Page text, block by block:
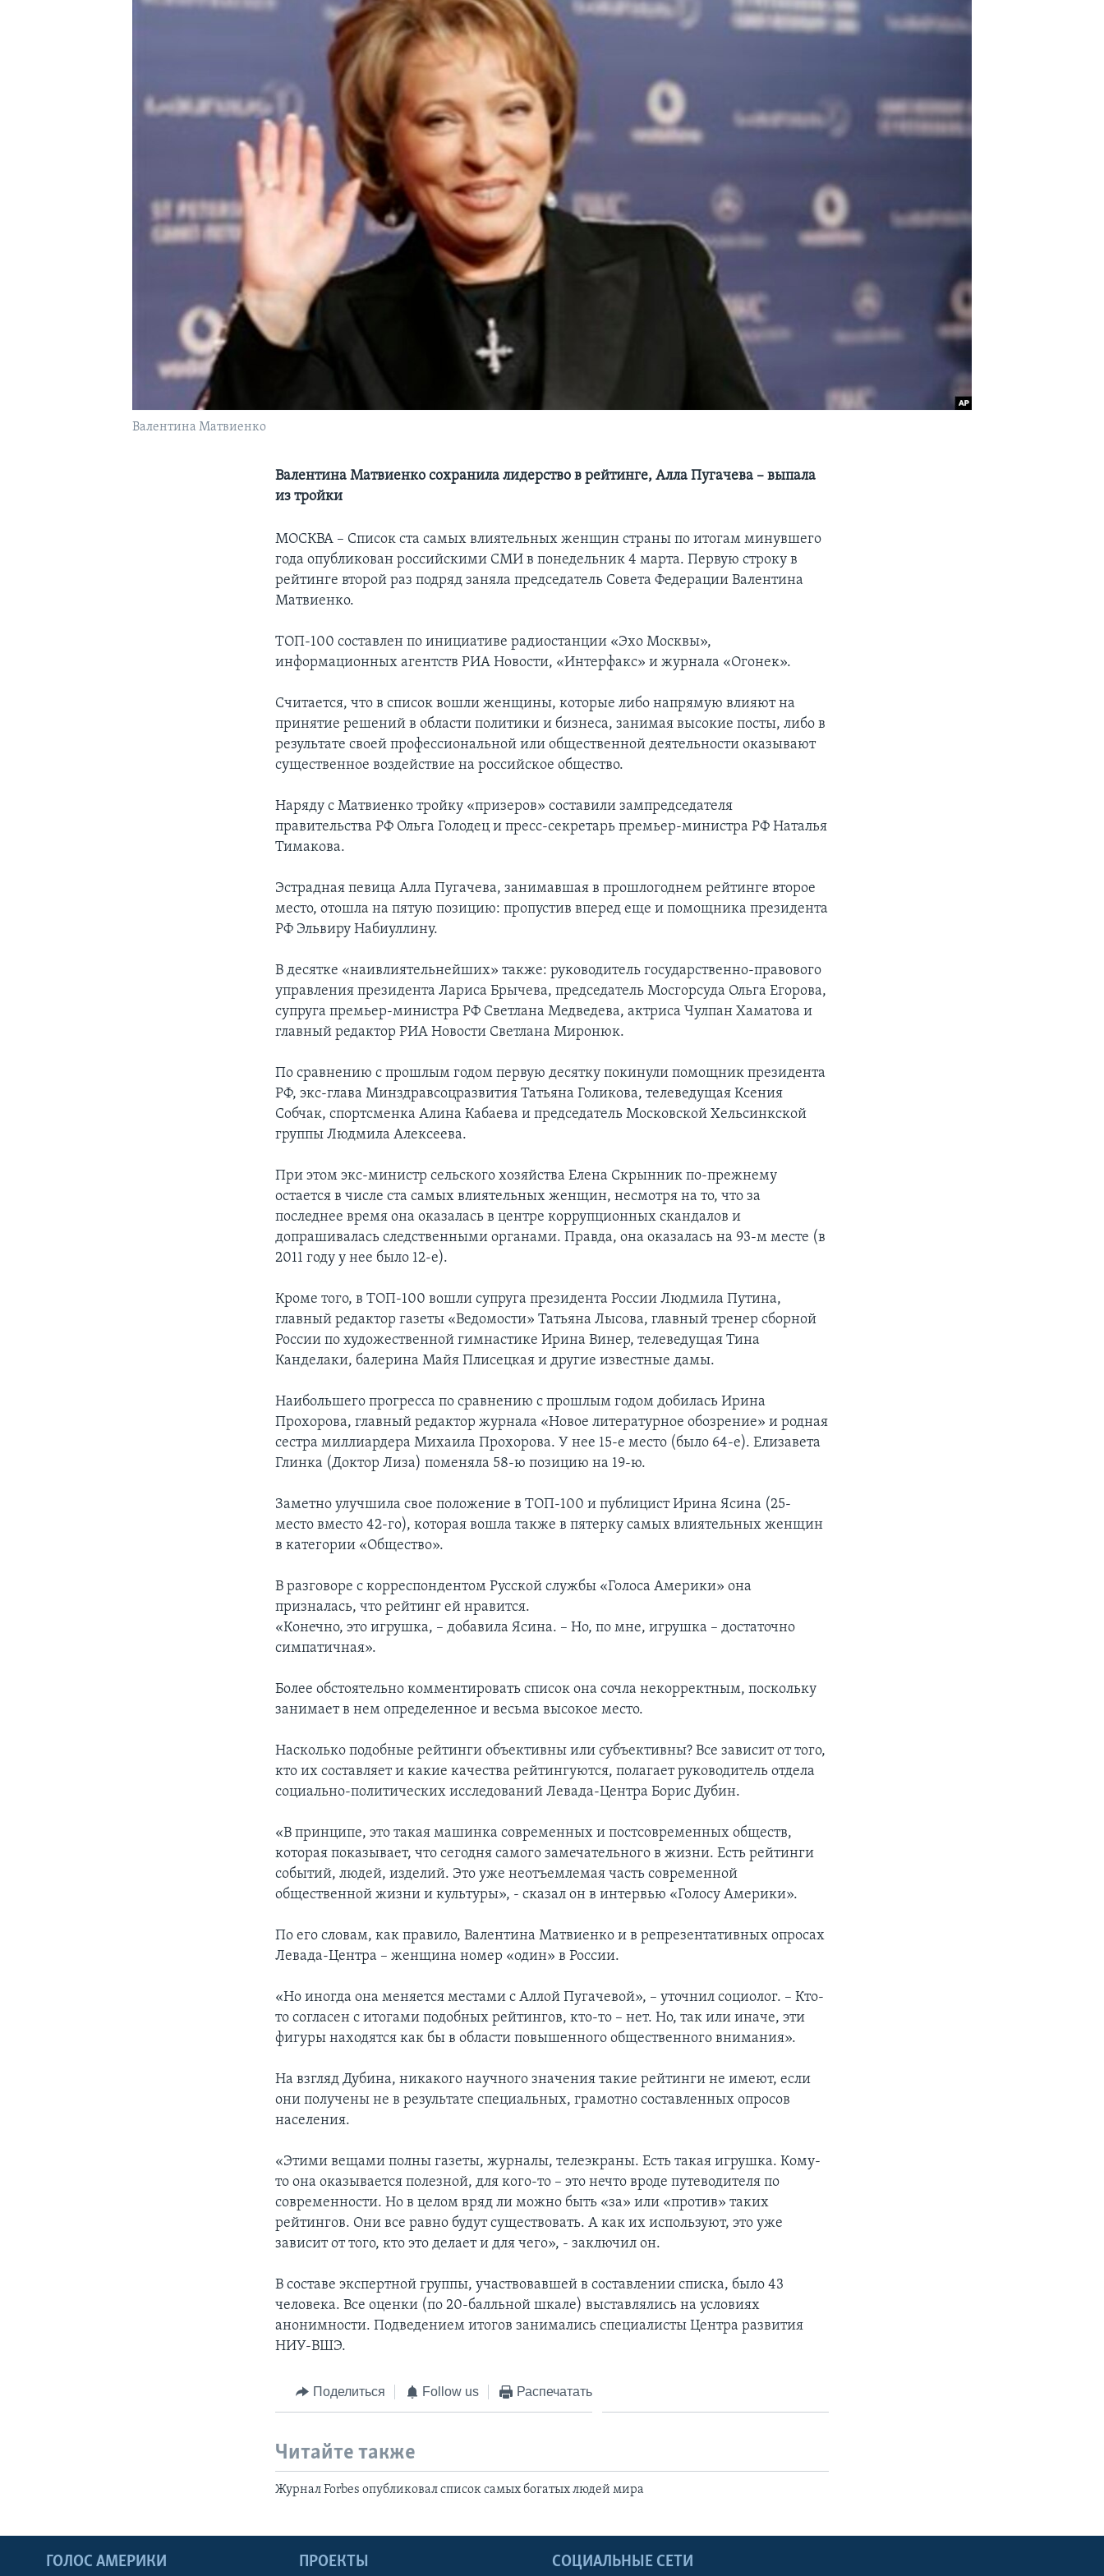
Валентина Матвиенко
Валентина Матвиенко сохранила лидерство в рейтинге, Алла Пугачева – выпала
из тройки
МОСКВА – Список ста самых влиятельных женщин страны по итогам минувшего
года опубликован российскими СМИ в понедельник 4 марта. Первую строку в
рейтинге второй раз подряд заняла председатель Совета Федерации Валентина
Матвиенко.
ТОП-100 составлен по инициативе радиостанции «Эхо Москвы»,
информационных агентств РИА Новости, «Интерфакс» и журнала «Огонек».
Считается, что в список вошли женщины, которые либо напрямую влияют на
принятие решений в области политики и бизнеса, занимая высокие посты, либо в
результате своей профессиональной или общественной деятельности оказывают
существенное воздействие на российское общество.
Наряду с Матвиенко тройку «призеров» составили зампредседателя
правительства РФ Ольга Голодец и пресс-секретарь премьер-министра РФ Наталья
Тимакова.
Эстрадная певица Алла Пугачева, занимавшая в прошлогоднем рейтинге второе
место, отошла на пятую позицию: пропустив вперед еще и помощника президента
РФ Эльвиру Набиуллину.
В десятке «наивлиятельнейших» также: руководитель государственно-правового
управления президента Лариса Брычева, председатель Мосгорсуда Ольга Егорова,
супруга премьер-министра РФ Светлана Медведева, актриса Чулпан Хаматова и
главный редактор РИА Новости Светлана Миронюк.
По сравнению с прошлым годом первую десятку покинули помощник президента
РФ, экс-глава Минздравсоцразвития Татьяна Голикова, телеведущая Ксения
Собчак, спортсменка Алина Кабаева и председатель Московской Хельсинкской
группы Людмила Алексеева.
При этом экс-министр сельского хозяйства Елена Скрынник по-прежнему
остается в числе ста самых влиятельных женщин, несмотря на то, что за
последнее время она оказалась в центре коррупционных скандалов и
допрашивалась следственными органами. Правда, она оказалась на 93-м месте (в
2011 году у нее было 12-е).
Кроме того, в ТОП-100 вошли супруга президента России Людмила Путина,
главный редактор газеты «Ведомости» Татьяна Лысова, главный тренер сборной
России по художественной гимнастике Ирина Винер, телеведущая Тина
Канделаки, балерина Майя Плисецкая и другие известные дамы.
Наибольшего прогресса по сравнению с прошлым годом добилась Ирина
Прохорова, главный редактор журнала «Новое литературное обозрение» и родная
сестра миллиардера Михаила Прохорова. У нее 15-е место (было 64-е). Елизавета
Глинка (Доктор Лиза) поменяла 58-ю позицию на 19-ю.
Заметно улучшила свое положение в ТОП-100 и публицист Ирина Ясина (25-
место вместо 42-го), которая вошла также в пятерку самых влиятельных женщин
в категории «Общество».
В разговоре с корреспондентом Русской службы «Голоса Америки» она
призналась, что рейтинг ей нравится.
«Конечно, это игрушка, – добавила Ясина. – Но, по мне, игрушка – достаточно
симпатичная».
Более обстоятельно комментировать список она сочла некорректным, поскольку
занимает в нем определенное и весьма высокое место.
Насколько подобные рейтинги объективны или субъективны? Все зависит от того,
кто их составляет и какие качества рейтингуются, полагает руководитель отдела
социально-политических исследований Левада-Центра Борис Дубин.
«В принципе, это такая машинка современных и постсовременных обществ,
которая показывает, что сегодня самого замечательного в жизни. Есть рейтинги
событий, людей, изделий. Это уже неотъемлемая часть современной
общественной жизни и культуры», - сказал он в интервью «Голосу Америки».
По его словам, как правило, Валентина Матвиенко и в репрезентативных опросах
Левада-Центра – женщина номер «один» в России.
«Но иногда она меняется местами с Аллой Пугачевой», – уточнил социолог. – Кто-
то согласен с итогами подобных рейтингов, кто-то – нет. Но, так или иначе, эти
фигуры находятся как бы в области повышенного общественного внимания».
На взгляд Дубина, никакого научного значения такие рейтинги не имеют, если
они получены не в результате специальных, грамотно составленных опросов
населения.
«Этими вещами полны газеты, журналы, телеэкраны. Есть такая игрушка. Кому-
то она оказывается полезной, для кого-то – это нечто вроде путеводителя по
современности. Но в целом вряд ли можно быть «за» или «против» таких
рейтингов. Они все равно будут существовать. А как их используют, это уже
зависит от того, кто это делает и для чего», - заключил он.
В составе экспертной группы, участвовавшей в составлении списка, было 43
человека. Все оценки (по 20-балльной шкале) выставлялись на условиях
анонимности. Подведением итогов занимались специалисты Центра развития
НИУ-ВШЭ.
Поделиться Follow us Распечатать
Читайте также
Журнал Forbes опубликовал список самых богатых людей мира
СОЦИАЛЬНЫЕ СЕТИ
ГОЛОС АМЕРИКИ ПРОЕКТЫ